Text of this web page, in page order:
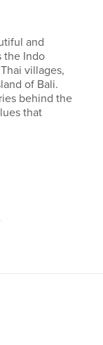
and
the Indo
villages,
of Bali.
behind the
that
photographie